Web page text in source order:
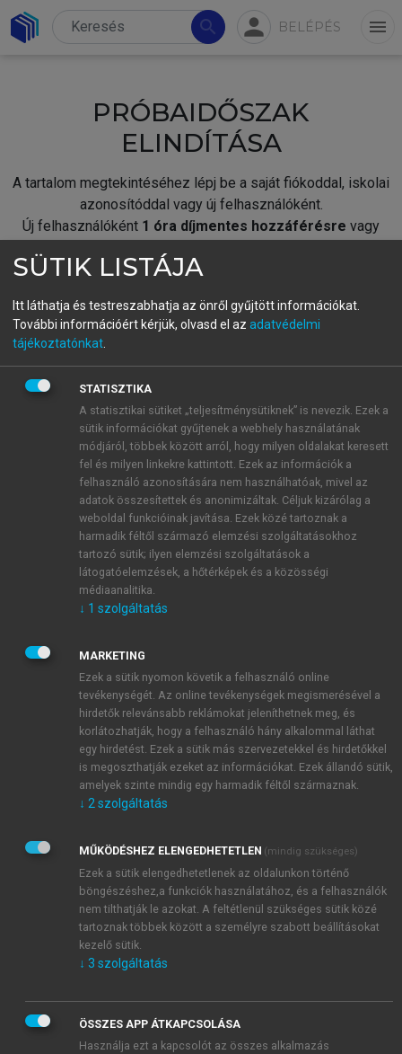
search person BELÉPÉS menu
PRÓBAIDŐSZAK
ELINDÍTÁSA
A tartalom megtekintéséhez lépj be a saját fiókoddal, iskolai
azonosítóddal vagy új felhasználóként.
Új felhasználóként 1 óra díjmentes hozzáférésre vagy
fiókoddal,vagy hozz létre új fiókot.
A regisztráció után apróbaidőszakautomatikusan
BELÉPÉS SAJÁT FIÓKKAL
ÚJ FIÓK LÉTREHOZÁSA
1 óra díjmentes hozzáférés
E-MAIL-CÍM
JELSZÓ
JELSZÓ ÚJRA
Kérek értesítést a MeRSZ újdonságairól, akcióiról.
Kérek értesítést az Akadémiai Kiadó Zrt. újdonságairól,
Adatkezelési tájékoztatóbanfoglaltakat tudomásul
veszem és elfogadom.
Általános vásárlási feltételeket, valamint a szotar.netés a
mersz.huoldalak licencszerződéseiben foglaltakat
tudomásul veszem és elfogadom.
KIPRÓBÁLOM
SÜTIK LISTÁJA
Itt láthatja és testreszabhatja az önről gyűjtött információkat.
További információért kérjük, olvasd el az adatvédelmi
tájékoztatónkat
STATISZTIKA
A statisztikai sütiket „teljesítménysütiknek” is nevezik. Ezek a
sütik információkat gyűjtenek a webhely használatának
módjáról, többek között arról, hogy milyen oldalakat keresett
fel és milyen linkekre kattintott. Ezek az információk a
felhasználó azonosítására nem használhatóak, mivel az
adatok összesítettek és anonimizáltak. Céljuk kizárólag a
weboldal funkcióinak javítása. Ezek közé tartoznak a
harmadik féltől származó elemzési szolgáltatásokhoz
tartozó sütik; ilyen elemzési szolgáltatások a
látogatóelemzések, a hőtérképek és a közösségi
médiaanalitika.
↓ 1 szolgáltatás
MARKETING
Ezek a sütik nyomon követik a felhasználó online
tevékenységét. Az online tevékenységek megismerésével a
hirdetők relevánsabb reklámokat jeleníthetnek meg, és
korlátozhatják, hogy a felhasználó hány alkalommal láthat
egy hirdetést. Ezek a sütik más szervezetekkel és hirdetőkkel
is megoszthatják ezeket az információkat. Ezek állandó sütik,
amelyek szinte mindig egy harmadik féltől származnak.
↓ 2 szolgáltatás
MŰKÖDÉSHEZ ELENGEDHETETLEN (mindig szükséges)
Ezek a sütik elengedhetetlenek az oldalunkon történő
böngészéshez,a funkciók használatához, és a felhasználók
nem tilthatják le azokat. A feltétlenül szükséges sütik közé
tartoznak többek között a személyre szabott beállításokat
kezelő sütik.
↓ 3 szolgáltatás
ÖSSZES APP ÁTKAPCSOLÁSA
Használja ezt a kapcsolót az összes alkalmazás